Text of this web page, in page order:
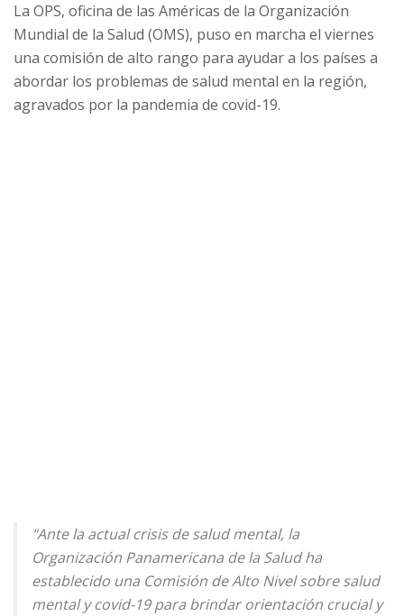
La OPS, oficina de las Américas de la Organización
Mundial de la Salud (OMS), puso en marcha el viernes
una comisión de alto rango para ayudar a los países a
abordar los problemas de salud mental en la región,
agravados por la pandemia de covid-19.
"Ante la actual crisis de salud mental, la
Organización Panamericana de la Salud ha
establecido una Comisión de Alto Nivel sobre salud
mental y covid-19 para brindar orientación crucial y